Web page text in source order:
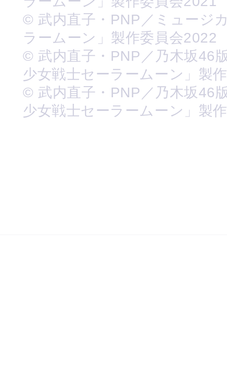
© 武内直子・PNP／ミュージ
ラームーン」製作委員会2022
© 武内直子・PNP／乃木坂46
少女戦士セーラームーン」製
© 武内直子・PNP／乃木坂46
少女戦士セーラームーン」製